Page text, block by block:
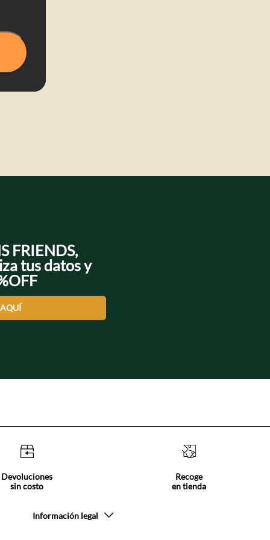
FRIENDS,
tus datos y
AQUÍ
Devoluciones
sin costo
Recoge
en tienda
Información legal